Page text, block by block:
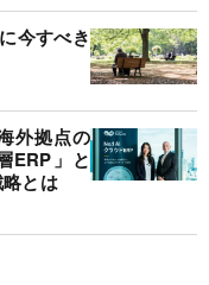
今すべき
外拠点の
ERP」と
とは